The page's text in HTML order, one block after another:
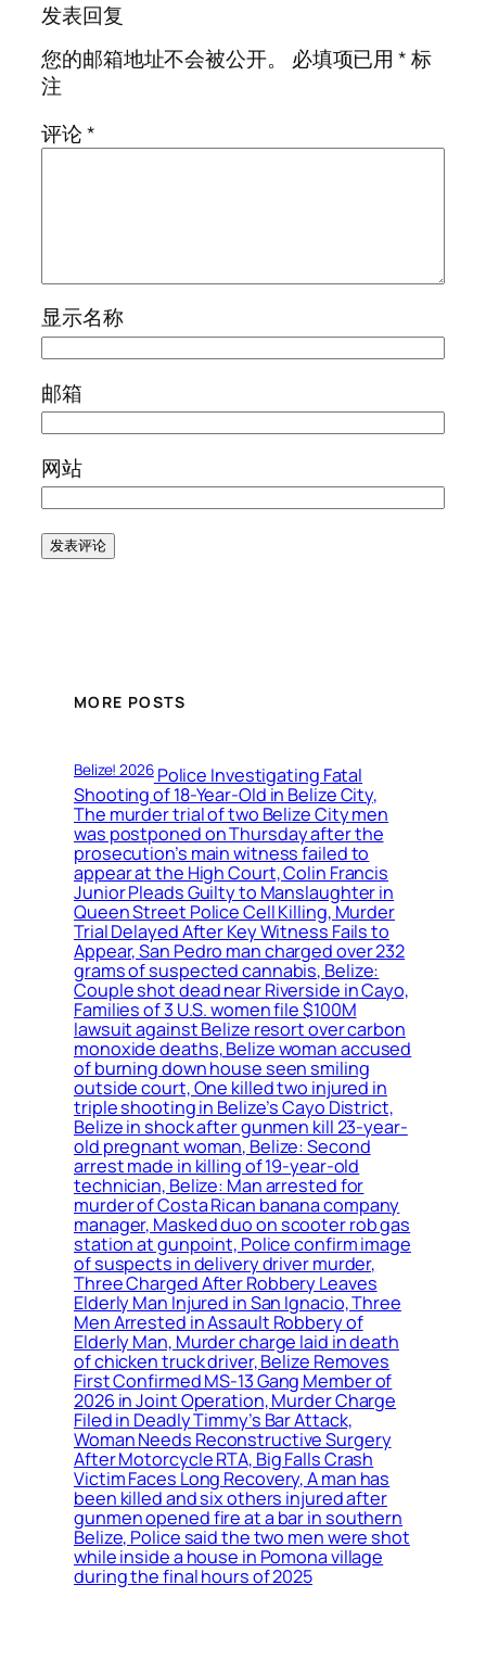
发表回复
您的邮箱地址不会被公开。
必填项已用*标
注
评论*
显示名称
邮箱
网站
MORE POSTS
Belize! 2026Police Investigating Fatal
Shooting of 18-Year-Old in Belize City,
The murder trial of two Belize City men
was postponed on Thursday after the
prosecution’s main witness failed to
appear at the High Court, Colin Francis
Junior Pleads Guilty to Manslaughter in
Queen Street Police Cell Killing, Murder
Trial Delayed After Key Witness Fails to
Appear, San Pedro man charged over 232
grams of suspected cannabis, Belize:
Couple shot dead near Riverside in Cayo,
Families of 3 U.S. women file $100M
lawsuit against Belize resort over carbon
monoxide deaths, Belize woman accused
of burning down house seen smiling
outside court, One killed two injured in
triple shooting in Belize’s Cayo District,
Belize in shock after gunmen kill 23-year-
old pregnant woman, Belize: Second
arrest made in killing of 19-year-old
technician, Belize: Man arrested for
murder of Costa Rican banana company
manager, Masked duo on scooter rob gas
station at gunpoint, Police confirm image
of suspects in delivery driver murder,
Three Charged After Robbery Leaves
Elderly Man Injured in San Ignacio, Three
Men Arrested in Assault Robbery of
Elderly Man, Murder charge laid in death
of chicken truck driver, Belize Removes
First Confirmed MS-13 Gang Member of
2026 in Joint Operation, Murder Charge
Filed in Deadly Timmy’s Bar Attack,
Woman Needs Reconstructive Surgery
After Motorcycle RTA, Big Falls Crash
Victim Faces Long Recovery, A man has
been killed and six others injured after
gunmen opened fire at a bar in southern
Belize, Police said the two men were shot
while inside a house in Pomona village
during the final hours of 2025